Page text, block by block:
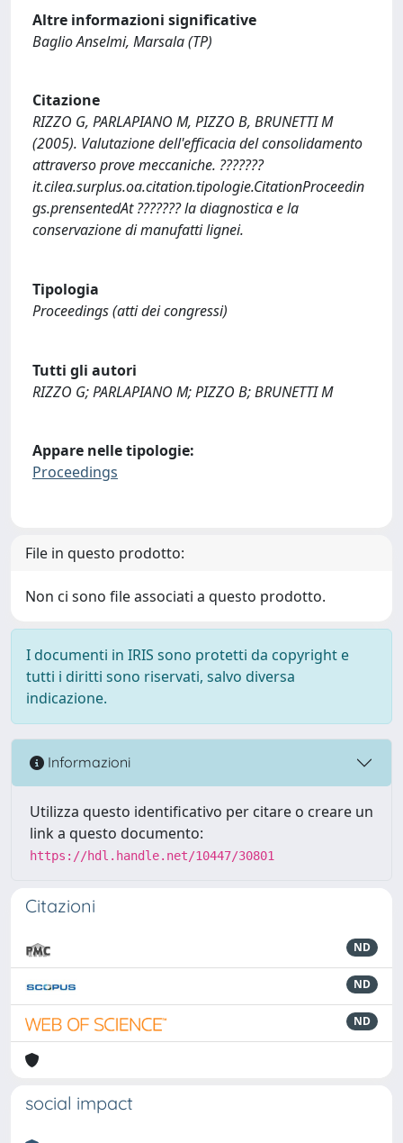
Altre informazioni significative
Baglio Anselmi, Marsala (TP)
Citazione
RIZZO G, PARLAPIANO M, PIZZO B, BRUNETTI M
(2005). Valutazione dell'efficacia del consolidamento
attraverso prove meccaniche. ???????
it.cilea.surplus.oa.citation.tipologie.CitationProceedin
gs.prensentedAt ??????? la diagnostica e la
conservazione di manufatti lignei.
Tipologia
Proceedings (atti dei congressi)
Tutti gli autori
RIZZO G; PARLAPIANO M; PIZZO B; BRUNETTI M
Appare nelle tipologie:
Proceedings
File in questo prodotto:
Non ci sono file associati a questo prodotto.
I documenti in IRIS sono protetti da copyright e
tutti i diritti sono riservati, salvo diversa
indicazione.
Informazioni
Utilizza questo identificativo per citare o creare un
link a questo documento:
https://hdl.handle.net/10447/30801
Citazioni
ND
ND
ND
social impact